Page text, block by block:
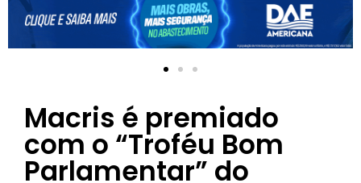
Macris é premiado
com o “Troféu Bom
Parlamentar” do